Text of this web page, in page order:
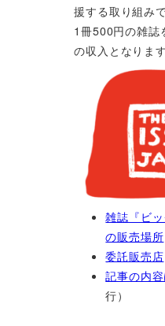
援する取り組みで
1冊500円の雑誌
の収入となります
雑誌『ビ
の販売場所
委託販売店
記事の内
行）